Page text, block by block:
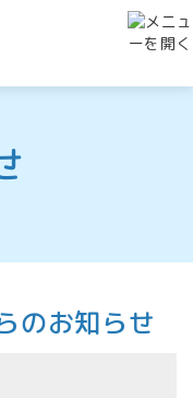
のお知らせ